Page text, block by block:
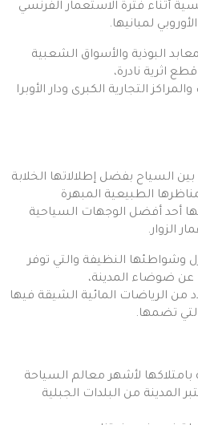
أثناء فترة الاستعمار الفرنسي
لمبانيها.
البوذية والأسواق الشعبية
اثرية نادرة،
التجارية الكبرى ودار الأوبرا
السياح بفضل إطلالاتها الخلابة
الطبيعية المبهرة
أحد أفضل الوجهات السياحية
الزوار.
وشواطئها النظيفة والتي توفر
عن ضوضاء المدينة،
الرياضات المائية الشيقة فيها
التي تضمها.
بامتلاكها لأشهر معالم السياحة
المدينة من البلدات الجبلية